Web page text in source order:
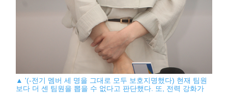
▲ '(-전기 멤버 세 명을 그대로 모두 보호지명했다) 현재 팀원
보다 더 센 팀원을 뽑을 수 없다고 판단했다. 또, 전력 강화가